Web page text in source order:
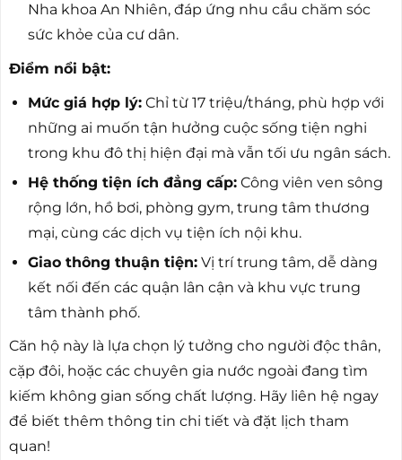
Nha khoa An Nhiên, đáp ứng nhu cầu chăm sóc
sức khỏe của cư dân.
Điểm nổi bật:
Mức giá hợp lý:Chỉ từ 17 triệu/tháng, phù hợp với
những ai muốn tận hưởng cuộc sống tiện nghi
trong khu đô thị hiện đại mà vẫn tối ưu ngân sách.
Hệ thống tiện ích đẳng cấp:Công viên ven sông
rộng lớn, hồ bơi, phòng gym, trung tâm thương
mại, cùng các dịch vụ tiện ích nội khu.
Giao thông thuận tiện:Vị trí trung tâm, dễ dàng
kết nối đến các quận lân cận và khu vực trung
tâm thành phố.
Căn hộ này là lựa chọn lý tưởng cho người độc thân,
cặp đôi, hoặc các chuyên gia nước ngoài đang tìm
kiếm không gian sống chất lượng. Hãy liên hệ ngay
để biết thêm thông tin chi tiết và đặt lịch tham
quan!